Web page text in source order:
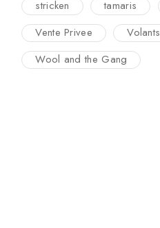
stricken
tamaris
Vente Privee
Volants
Wool and the Gang